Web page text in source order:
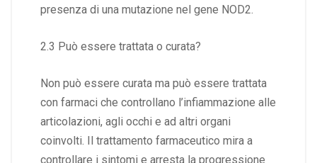
presenza di una mutazione nel gene NOD2.
2.3 Può essere trattata o curata?
Non può essere curata ma può essere trattata
con farmaci che controllano l’infiammazione alle
articolazioni, agli occhi e ad altri organi
coinvolti. Il trattamento farmaceutico mira a
controllare i sintomi e arresta la progressione